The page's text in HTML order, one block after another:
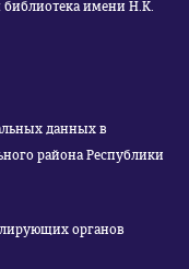
библиотека имени Н.К.
данных в
района Республики
органов